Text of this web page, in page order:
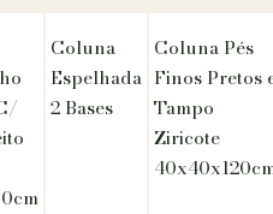
Coluna
Espelhada
2 Bases
Coluna Pés
Finos Pretos
Tampo
Ziricote